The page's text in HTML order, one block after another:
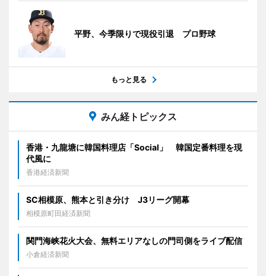
平野、今季限りで現役引退 プロ野球
もっと見る
みん経トピックス
香港・九龍塘に韓国料理店「Social」 韓国定番料理を現
代風に
香港経済新聞
SC相模原、熊本と引き分け J3リーグ開幕
相模原町田経済新聞
関門海峡花火大会、無料エリアなしの門司側をライブ配信
小倉経済新聞